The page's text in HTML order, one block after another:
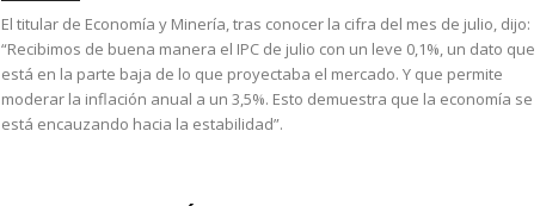
El titular de Economía y Minería, tras conocer la cifra del mes de julio, dijo:
“Recibimos de buena manera el IPC de julio con un leve 0,1%, un dato que
está en la parte baja de lo que proyectaba el mercado. Y que permite
moderar la inflación anual a un 3,5%. Esto demuestra que la economía se
está encauzando hacia la estabilidad”.